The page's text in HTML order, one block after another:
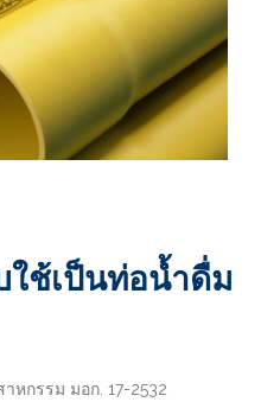
ใช้เป็นท่อน้ำดื่ม
กรรม มอก. 17-2532